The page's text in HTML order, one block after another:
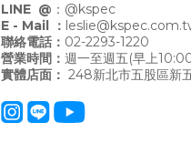
LINE @ ： @kspec
E - Mail ：
聯絡電話： 02-2293-1220
營業時間： 週一至週五(早上
實體店面： 248新北市五股區新